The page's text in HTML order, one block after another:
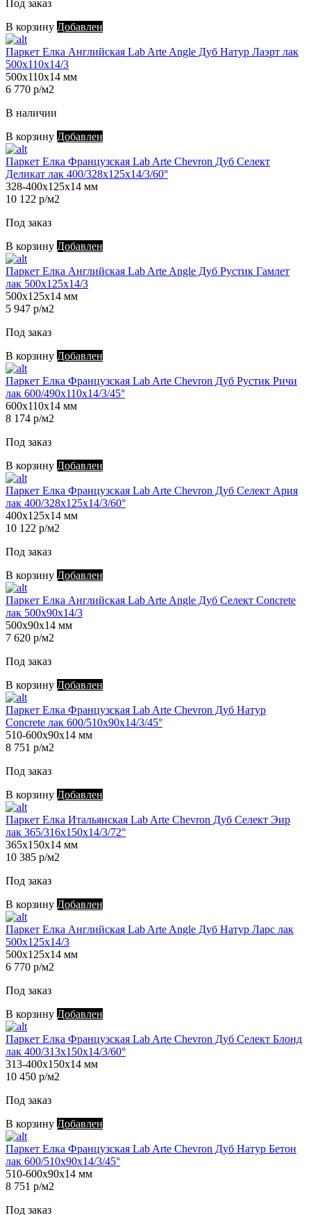
Под заказ
В корзину Добавлен
Паркет Елка Английская Lab Arte Angle Дуб Натур Лаэрт лак
500х110х14/3
500х110х14 мм
6 770 р/м2
В наличии
В корзину Добавлен
Паркет Елка Французская Lab Arte Chevron Дуб Селект
Деликат лак 400/328х125х14/3/60°
328-400х125х14 мм
10 122 р/м2
Под заказ
В корзину Добавлен
Паркет Елка Английская Lab Arte Angle Дуб Рустик Гамлет
лак 500х125х14/3
500х125х14 мм
5 947 р/м2
Под заказ
В корзину Добавлен
Паркет Елка Французская Lab Arte Chevron Дуб Рустик Ричи
лак 600/490х110х14/3/45°
600х110х14 мм
8 174 р/м2
Под заказ
В корзину Добавлен
Паркет Елка Французская Lab Arte Chevron Дуб Селект Ария
лак 400/328х125х14/3/60°
400х125х14 мм
10 122 р/м2
Под заказ
В корзину Добавлен
Паркет Елка Английская Lab Arte Angle Дуб Селект Concrete
лак 500х90х14/3
500х90х14 мм
7 620 р/м2
Под заказ
В корзину Добавлен
Паркет Елка Французская Lab Arte Chevron Дуб Натур
Concrete лак 600/510х90х14/3/45°
510-600х90х14 мм
8 751 р/м2
Под заказ
В корзину Добавлен
Паркет Елка Итальянская Lab Arte Chevron Дуб Селект Эир
лак 365/316х150х14/3/72°
365х150х14 мм
10 385 р/м2
Под заказ
В корзину Добавлен
Паркет Елка Английская Lab Arte Angle Дуб Натур Ларс лак
500х125х14/3
500х125х14 мм
6 770 р/м2
Под заказ
В корзину Добавлен
Паркет Елка Французская Lab Arte Chevron Дуб Селект Блонд
лак 400/313х150х14/3/60°
313-400х150х14 мм
10 450 р/м2
Под заказ
В корзину Добавлен
Паркет Елка Французская Lab Arte Chevron Дуб Натур Бетон
лак 600/510х90х14/3/45°
510-600х90х14 мм
8 751 р/м2
Под заказ